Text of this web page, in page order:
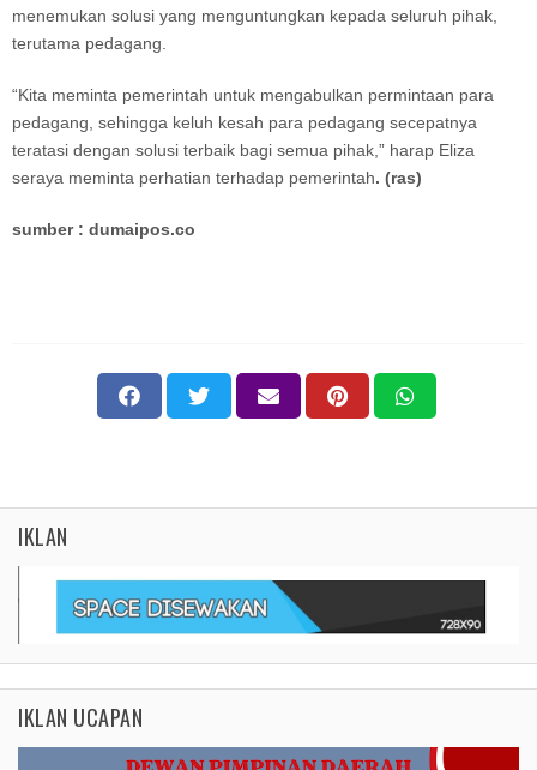
menemukan solusi yang menguntungkan kepada seluruh pihak,
terutama pedagang.
“Kita meminta pemerintah untuk mengabulkan permintaan para
pedagang, sehingga keluh kesah para pedagang secepatnya
teratasi dengan solusi terbaik bagi semua pihak,” harap Eliza
seraya meminta perhatian terhadap pemerintah. (ras)
sumber : dumaipos.co
IKLAN
IKLAN UCAPAN